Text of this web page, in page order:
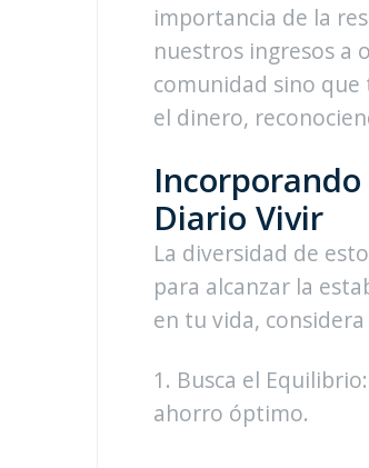
importancia de la
nuestros ingresos a
comunidad sino
el dinero,
Diario Vivir
La diversidad de
para alcanzar la
en tu vida, considera
1. Busca el
ahorro óptimo.